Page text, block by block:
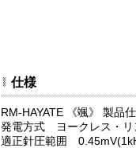
仕様
RM-HAYATE 《颯》 製品
発電方式 ヨークレス・リ
適正針圧範囲